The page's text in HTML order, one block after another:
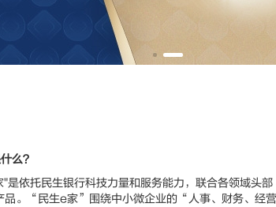
么？
托民生银行科技力量和服务能力，联合各领域头部
品。“民生e家”围绕中小微企业的“人事、财务、经